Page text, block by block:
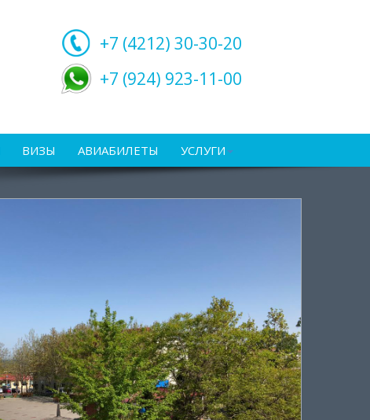
+7 (4212) 30-30-20
+7 (924) 923-11-00
ВИЗЫ АВИАБИЛЕТЫ УСЛУГИ